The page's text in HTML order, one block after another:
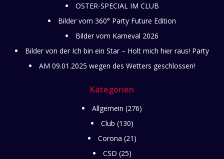
OSTER-SPECIAL IM CLUB
Bilder vom 360° Party Future Edition
Bilder vom Karneval 2026
Bilder von der Ich bin ein Star – Holt mich hier raus! Party
AM 09.01.2025 wegen des Wetters geschlossen!
Kategorien
Allgemein (276)
Club (130)
Corona (21)
CSD (25)